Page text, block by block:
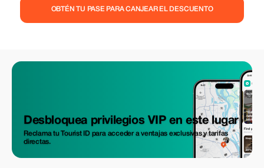
OBTÉN TU PASE PARA CANJEAR EL DESCUENTO
Desbloquea privilegios VIP en este lugar
Reclama tu Tourist ID para acceder a ventajas exclusivas y tarifas
directas.